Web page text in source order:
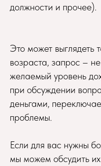
должности и прочее).
Это может выглядеть
возраста, запрос –
желаемый уровень
при обсуждении
деньгами,
проблемы.
Если для вас нужны
мы можем обсудить